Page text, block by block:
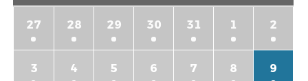
27 28 29 30 31 1 2
3 4 5 6 7 8 9